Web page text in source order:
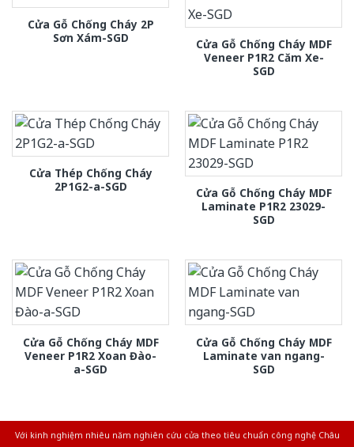
Cửa Gỗ Chống Cháy 2P
Sơn Xám-SGD
Cửa Gỗ Chống Cháy MDF
Veneer P1R2 Căm Xe-
SGD
Cửa Thép Chống Cháy
2P1G2-a-SGD
Cửa Gỗ Chống Cháy MDF
Laminate P1R2 23029-
SGD
Cửa Gỗ Chống Cháy MDF
Veneer P1R2 Xoan Đào-
a-SGD
Cửa Gỗ Chống Cháy MDF
Laminate van ngang-
SGD
Với kinh nghiệm nhiêu năm nghiên cứu cửa theo tiêu chuẩn công nghệ Châu